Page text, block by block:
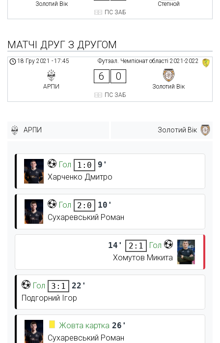
Золотий Вік
Степной
ПС ЗАБ
МАТЧІ ДРУГ З ДРУГОМ
Футзал. Чемпіонат області 2021-2022
18 Гру 2021 -17:45
АРПИ
6 0
Золотий Вік
ПС ЗАБ
АРПИ Золотий Вік
Гол 1:0
9'
Харченко Дмитро
Гол 2:0
10'
Сухаревський Роман
14' 2:1
Гол
Хомутов Микита
Гол 3:1
22'
Подгорний Ігор
Жовта картка 26'
Сухаревський Роман